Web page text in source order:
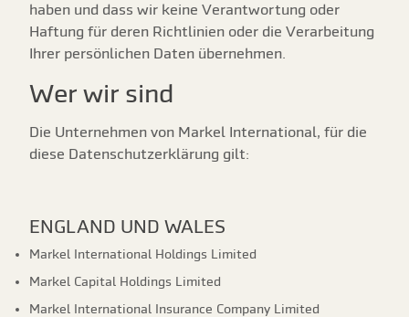
haben und dass wir keine Verantwortung oder
Haftung für deren Richtlinien oder die Verarbeitung
Ihrer persönlichen Daten übernehmen.
Wer wir sind
Die Unternehmen von Markel International, für die
diese Datenschutzerklärung gilt:
ENGLAND UND WALES
Markel International Holdings Limited
Markel Capital Holdings Limited
Markel International Insurance Company Limited